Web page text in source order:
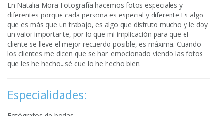
En Natalia Mora Fotografía hacemos fotos especiales y
diferentes porque cada persona es especial y diferente.Es algo
que es más que un trabajo, es algo que disfruto mucho y le doy
un valor importante, por lo que mi implicación para que el
cliente se lleve el mejor recuerdo posible, es máxima. Cuando
los clientes me dicen que se han emocionado viendo las fotos
que les he hecho...sé que lo he hecho bien.
Especialidades: